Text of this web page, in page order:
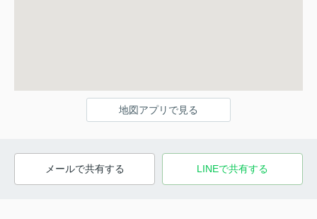
地図アプリで見る
メールで共有する LINEで共有する